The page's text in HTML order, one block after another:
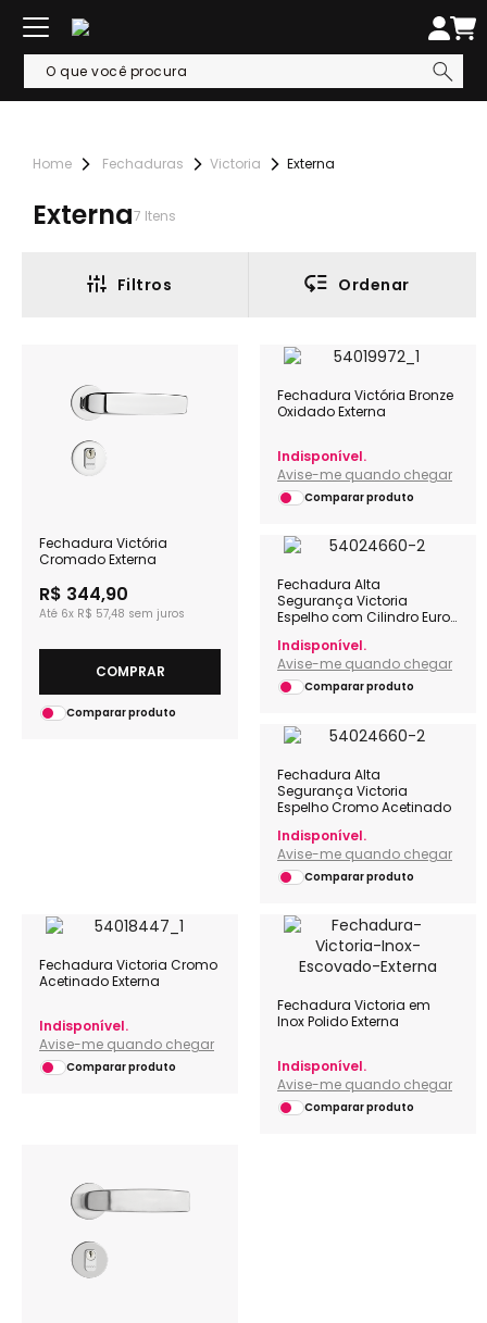
Fechaduras Victoria Externa
Externa7 Itens
Filtros Ordenar
Fechadura Victória
Cromado Externa
R$ 344,90
6x R$ 57,48
COMPRAR
Comparar produto
Fechadura Victória Bronze
Oxidado Externa
Indisponível.
Avise-me quando chegar
Comparar produto
Fechadura Alta
Segurança Victoria
Espelho com Cilindro Euro
Acetinado
Indisponível.
Avise-me quando chegar
Comparar produto
Fechadura Alta
Segurança Victoria
Espelho Cromo Acetinado
Indisponível.
Avise-me quando chegar
Comparar produto
Fechadura Victoria Cromo
Acetinado Externa
Indisponível.
Avise-me quando chegar
Comparar produto
Fechadura Victoria em
Inox Polido Externa
Indisponível.
Avise-me quando chegar
Comparar produto